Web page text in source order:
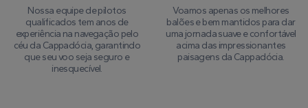
Nossa equipe de pilotos
qualificados tem anos de
experiência na navegação pelo
céu da Cappadócia, garantindo
que seu voo seja seguro e
inesquecível.
Voamos apenas os melhores
balões e bem mantidos para dar
uma jornada suave e confortável
acima das impressionantes
paisagens da Cappadócia.